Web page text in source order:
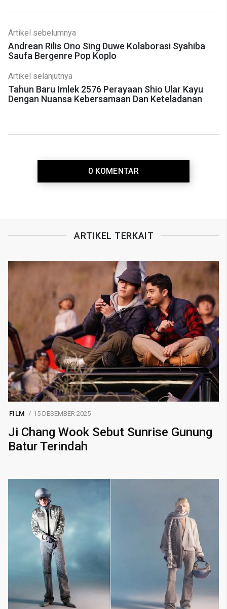
Artikel sebelumnya
Andrean Rilis Ono Sing Duwe Kolaborasi Syahiba
Saufa Bergenre Pop Koplo
Artikel selanjutnya
Tahun Baru Imlek 2576 Perayaan Shio Ular Kayu
Dengan Nuansa Kebersamaan Dan Keteladanan
0 KOMENTAR
ARTIKEL TERKAIT
FILM 15 DESEMBER 2025
Ji Chang Wook Sebut Sunrise Gunung
Batur Terindah